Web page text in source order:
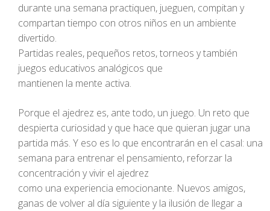
durante una semana practiquen, jueguen, compitan y
compartan tiempo con otros niños en un ambiente
divertido.
Partidas reales, pequeños retos, torneos y también
juegos educativos analógicos que
mantienen la mente activa.
Porque el ajedrez es, ante todo, un juego. Un reto que
despierta curiosidad y que hace que quieran jugar una
partida más. Y eso es lo que encontrarán en el casal: una
semana para entrenar el pensamiento, reforzar la
concentración y vivir el ajedrez
como una experiencia emocionante. Nuevos amigos,
ganas de volver al día siguiente y la ilusión de llegar a